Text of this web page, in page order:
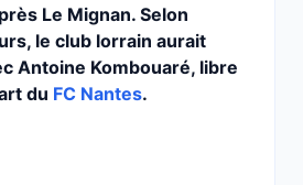
Le Mignan. Selon
le club lorrain aurait
Antoine Kombouaré, libre
du FC Nantes.